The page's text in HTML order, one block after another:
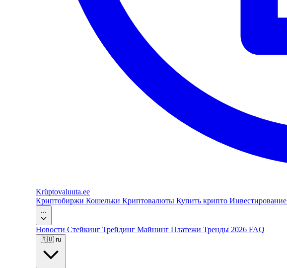
Krüptovaluuta.ee
Криптобиржи Кошельки Криптовалюты Купить крипто Инвестирование
Новости Стейкинг Трейдинг Майнинг Платежи Тренды 2026 FAQ
🇷🇺 ru